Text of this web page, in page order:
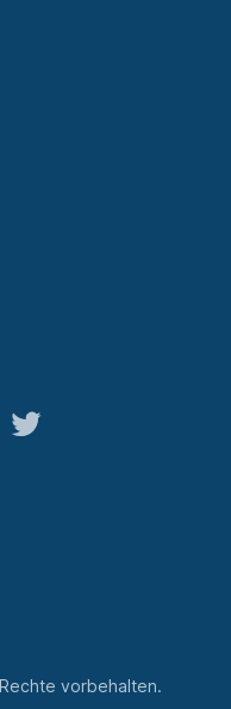
vorbehalten.